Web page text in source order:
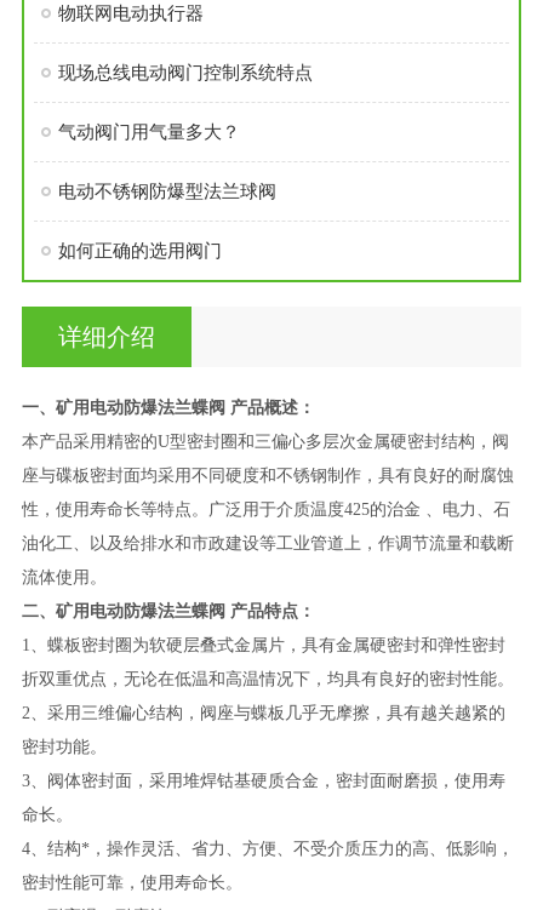
物联网电动执行器
现场总线电动阀门控制系统特点
气动阀门用气量多大？
电动不锈钢防爆型法兰球阀
如何正确的选用阀门
详细介绍
一、 矿用电动防爆法兰蝶阀 产品概述：
本产品采用精密的U型密封圈和三偏心多层次金属硬密封结构，阀
座与碟板密封面均采用不同硬度和不锈钢制作，具有良好的耐腐蚀
性，使用寿命长等特点。广泛用于介质温度425的治金 、电力、石
油化工、以及给排水和市政建设等工业管道上，作调节流量和载断
流体使用。
二、 矿用电动防爆法兰蝶阀 产品特点：
1、蝶板密封圈为软硬层叠式金属片，具有金属硬密封和弹性密封
折双重优点，无论在低温和高温情况下，均具有良好的密封性能。
2、采用三维偏心结构，阀座与蝶板几乎无摩擦，具有越关越紧的
密封功能。
3、阀体密封面，采用堆焊钴基硬质合金，密封面耐磨损，使用寿
命长。
4、结构*，操作灵活、省力、方便、不受介质压力的高、低影响，
密封性能可靠，使用寿命长。